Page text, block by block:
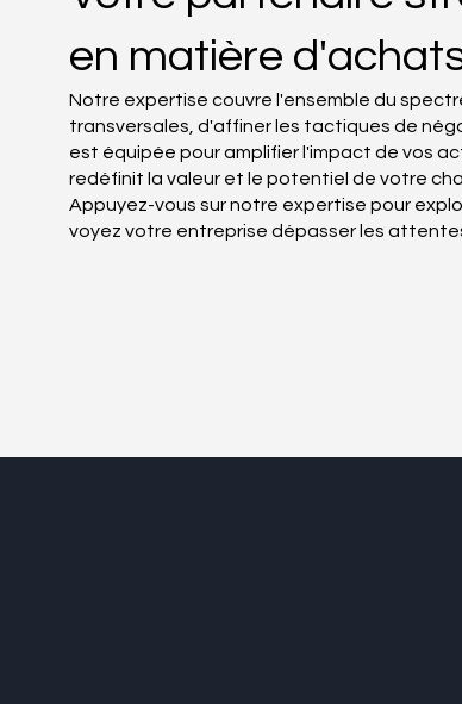
en matière
Notre expertise couvre l'ensemble du
transversales, d'affiner les tactiques de
est équipée pour amplifier l'impact de vos
redéfinit la valeur et le potentiel de votre
Appuyez-vous sur notre expertise pour
voyez votre entreprise dépasser les